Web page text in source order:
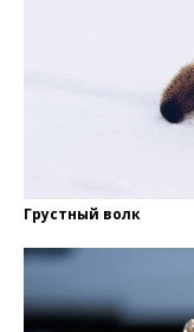
Грустный волк